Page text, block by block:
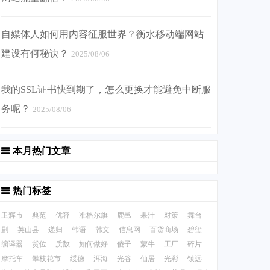
自媒体人如何用内容征服世界？衡水移动端网站
建设有何秘诀？ 2025/08/06
我的SSL证书快到期了，怎么更换才能避免中断服
务呢？ 2025/08/06
本月热门文章
热门标签
卫辉市 典范 优容 准格尔旗 鹿邑 果汁 对策
舞台
剧
英山县 递归 韩语 韩文 信息网 百货商场
碧玺
编译器
货位 质数 如何做好 傻子 蒙牛 工厂
碎片
摩托车
攀枝花市 绥德 洱海 光谷 仙居 光彩
镇远